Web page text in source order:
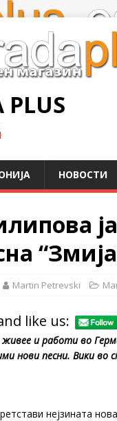
PLUS
НОВОСТИ
Martin Petrevski
like us:
и работи во
нови песни. Вики во
нејзината